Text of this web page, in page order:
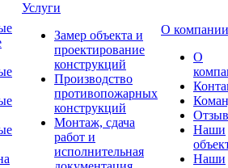
Услуги
Замер объекта и
проектирование
конструкций
Производство
противопожарных
конструкций
Монтаж, сдача
работ и
исполнительная
О компании
О
Наши
Наши